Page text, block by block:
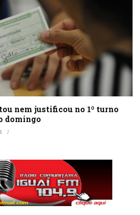
nem justificou no 1º turno
domingo